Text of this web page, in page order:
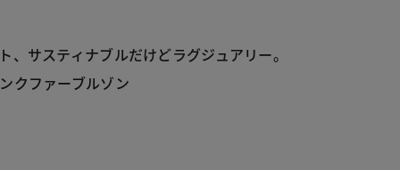
、サスティナブルだけどラグジュアリー。
クファーブルゾン